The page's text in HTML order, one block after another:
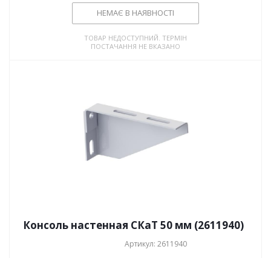
НЕМАЄ В НАЯВНОСТІ
ТОВАР НЕДОСТУПНИЙ. ТЕРМІН
ПОСТАЧАННЯ НЕ ВКАЗАНО
Консоль настенная СКаТ 50 мм (2611940)
Артикул: 2611940